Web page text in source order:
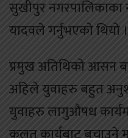
सुखीपुर नगरपालिकाका
यादवले गर्नुभएको थियो ।
प्रमुख अतिथिको आसन
अहिले युवाहरु बहुत
युवाहरु लागुऔषध